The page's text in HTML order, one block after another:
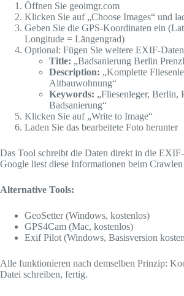
Öffnen Sie geoimgr.com
Klicken Sie auf „Choose Images“ und
Geben Sie die GPS-Koordinaten ein
Longitude = Längengrad)
Optional: Fügen Sie weitere EXIF-
Title: „Badsanierung Berlin
Description: „Komplette
Altbauwohnung“
Keywords: „Fliesenleger, Berlin,
Badsanierung“
Klicken Sie auf „Write to Image“
Laden Sie das bearbeitete Foto herunter
Das Tool schreibt die Daten direkt in die
Google liest diese Informationen beim
Alternative Tools:
GeoSetter (Windows, kostenlos)
GPS4Cam (Mac, kostenlos)
Exif Pilot (Windows, Basisversion
Alle funktionieren nach demselben Prinzip:
Datei schreiben, fertig.